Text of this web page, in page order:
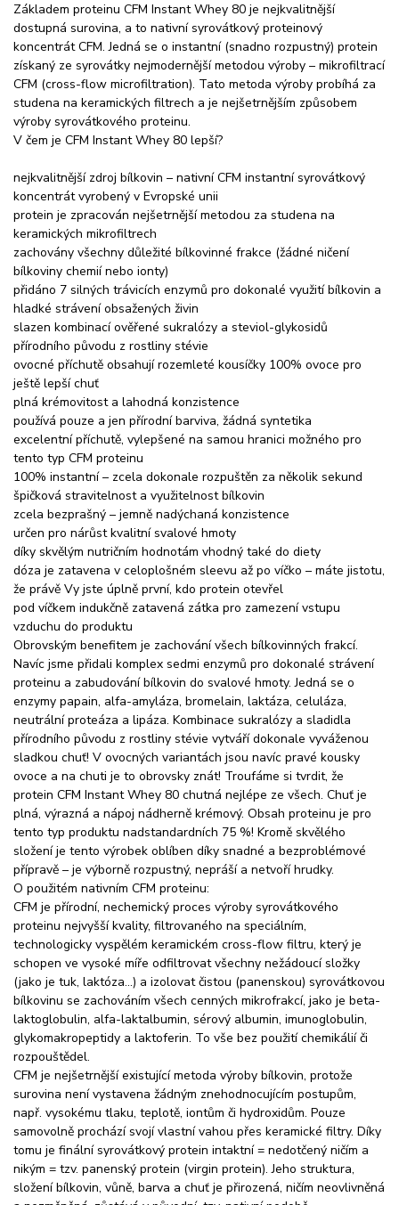
Základem proteinu CFM Instant Whey 80 je nejkvalitnější
dostupná surovina, a to nativní syrovátkový proteinový
koncentrát CFM. Jedná se o instantní (snadno rozpustný) protein
získaný ze syrovátky nejmodernější metodou výroby – mikrofiltrací
CFM (cross-flow microfiltration). Tato metoda výroby probíhá za
studena na keramických filtrech a je nejšetrnějším způsobem
výroby syrovátkového proteinu.
V čem je CFM Instant Whey 80 lepší?
nejkvalitnější zdroj bílkovin – nativní CFM instantní syrovátkový
koncentrát vyrobený v Evropské unii
protein je zpracován nejšetrnější metodou za studena na
keramických mikrofiltrech
zachovány všechny důležité bílkovinné frakce (žádné ničení
bílkoviny chemií nebo ionty)
přidáno 7 silných trávicích enzymů pro dokonalé využití bílkovin a
hladké strávení obsažených živin
slazen kombinací ověřené sukralózy a steviol-glykosidů
přírodního původu z rostliny stévie
ovocné příchutě obsahují rozemleté kousíčky 100% ovoce pro
ještě lepší chuť
plná krémovitost a lahodná konzistence
používá pouze a jen přírodní barviva, žádná syntetika
excelentní příchutě, vylepšené na samou hranici možného pro
tento typ CFM proteinu
100% instantní – zcela dokonale rozpuštěn za několik sekund
špičková stravitelnost a využitelnost bílkovin
zcela bezprašný – jemně nadýchaná konzistence
určen pro nárůst kvalitní svalové hmoty
díky skvělým nutričním hodnotám vhodný také do diety
dóza je zatavena v celoplošném sleevu až po víčko – máte jistotu,
že právě Vy jste úplně první, kdo protein otevřel
pod víčkem indukčně zatavená zátka pro zamezení vstupu
vzduchu do produktu
Obrovským benefitem je zachování všech bílkovinných frakcí.
Navíc jsme přidali komplex sedmi enzymů pro dokonalé strávení
proteinu a zabudování bílkovin do svalové hmoty. Jedná se o
enzymy papain, alfa-amyláza, bromelain, laktáza, celuláza,
neutrální proteáza a lipáza. Kombinace sukralózy a sladidla
přírodního původu z rostliny stévie vytváří dokonale vyváženou
sladkou chuť! V ovocných variantách jsou navíc pravé kousky
ovoce a na chuti je to obrovsky znát! Troufáme si tvrdit, že
protein CFM Instant Whey 80 chutná nejlépe ze všech. Chuť je
plná, výrazná a nápoj nádherně krémový. Obsah proteinu je pro
tento typ produktu nadstandardních 75 %! Kromě skvělého
složení je tento výrobek oblíben díky snadné a bezproblémové
přípravě – je výborně rozpustný, nepráší a netvoří hrudky.
O použitém nativním CFM proteinu:
CFM je přírodní, nechemický proces výroby syrovátkového
proteinu nejvyšší kvality, filtrovaného na speciálním,
technologicky vyspělém keramickém cross-flow filtru, který je
schopen ve vysoké míře odfiltrovat všechny nežádoucí složky
(jako je tuk, laktóza…) a izolovat čistou (panenskou) syrovátkovou
bílkovinu se zachováním všech cenných mikrofrakcí, jako je beta-
laktoglobulin, alfa-laktalbumin, sérový albumin, imunoglobulin,
glykomakropeptidy a laktoferin. To vše bez použití chemikálií či
rozpouštědel.
CFM je nejšetrnější existující metoda výroby bílkovin, protože
surovina není vystavena žádným znehodnocujícím postupům,
např. vysokému tlaku, teplotě, iontům či hydroxidům. Pouze
samovolně prochází svojí vlastní vahou přes keramické filtry. Díky
tomu je finální syrovátkový protein intaktní = nedotčený ničím a
nikým = tzv. panenský protein (virgin protein). Jeho struktura,
složení bílkovin, vůně, barva a chuť je přirozená, ničím neovlivněná